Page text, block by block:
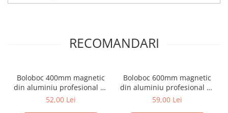
Alte echipamente de protectie
Folie pentru protectie mobila
Manusi pentru protectie
RECOMANDARI
Boloboc 400mm magnetic
din aluminiu profesional cu
3 bule Inter-S
52,00 Lei
Boloboc 600mm magnetic
din aluminiu profesional cu
3 bule Inter-S
59,00 Lei